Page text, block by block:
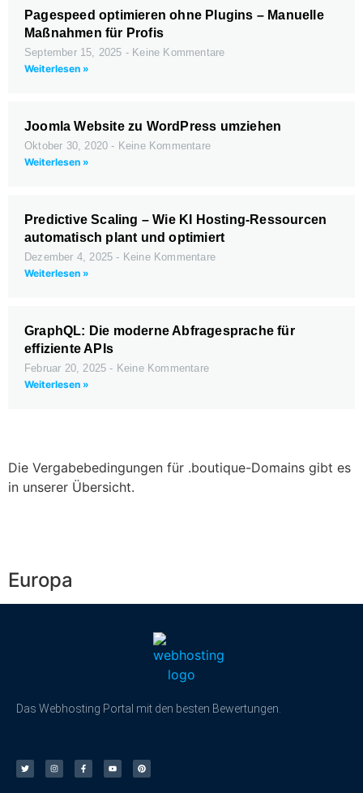
Pagespeed optimieren ohne Plugins – Manuelle
Maßnahmen für Profis
September 15, 2025
Keine Kommentare
Weiterlesen »
Joomla Website zu WordPress umziehen
Oktober 30, 2020
Keine Kommentare
Weiterlesen »
Predictive Scaling – Wie KI Hosting-Ressourcen
automatisch plant und optimiert
Dezember 4, 2025
Keine Kommentare
Weiterlesen »
GraphQL: Die moderne Abfragesprache für
effiziente APIs
Februar 20, 2025
Keine Kommentare
Weiterlesen »
Die Vergabebedingungen für .boutique-Domains gibt es
in unserer Übersicht.
Europa
Das Webhosting Portal mit den besten Bewertungen.